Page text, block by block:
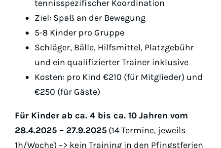
tennisspezifischer Koordination
Ziel: Spaß an der Bewegung
5-8 Kinder pro Gruppe
Schläger, Bälle, Hilfsmittel, Platzgebühr
und ein qualifizierter Trainer inklusive
Kosten: pro Kind €210 (für Mitglieder) und
€250 (für Gäste)
Für Kinder ab ca. 4 bis ca. 10 Jahren vom
28.4.2025 – 27.9.2025 (14 Termine, jeweils
1h/Woche) –> kein Training in den Pfingstferien